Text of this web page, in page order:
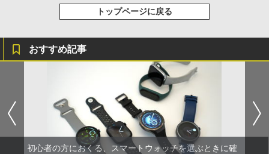
トップページに戻る
おすすめ記事
初心者の方におくる、スマートウォッチを選ぶときに確